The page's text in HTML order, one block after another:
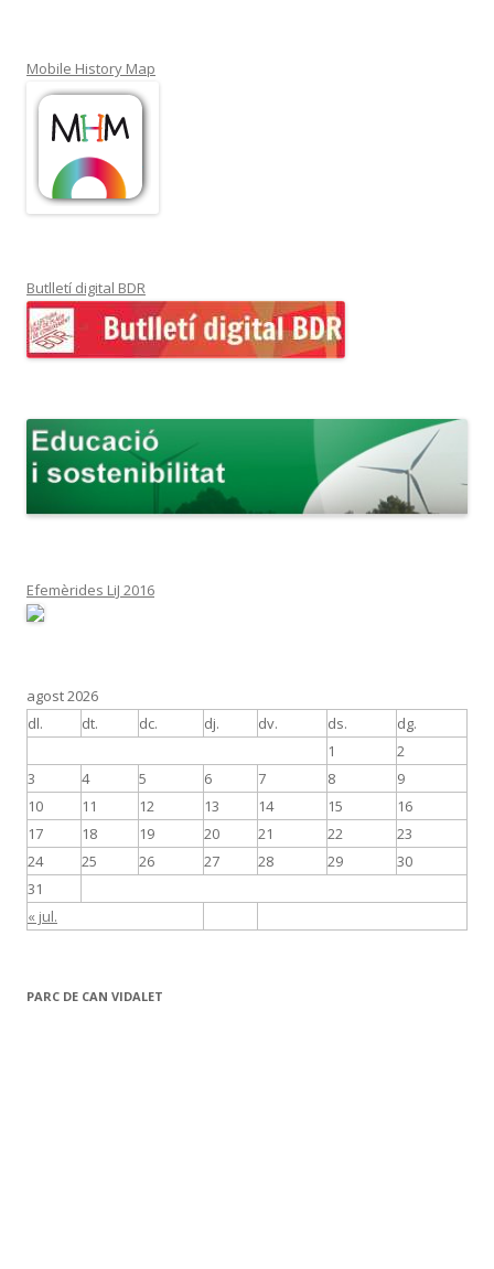
Mobile History Map
Butlletí digital BDR
Efemèrides LiJ 2016
agost 2026
dl.
dt. dc. dj. dv. ds. dg.
« jul.
1
2
3
4 5 6 7 8
9
10
11 12 13 14 15
16
17
18 19 20 21 22
23
24
25 26 27 28 29
30
31
PARC DE CAN VIDALET